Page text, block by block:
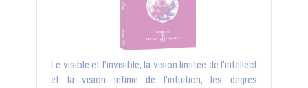
Le visible et l'invisible, la vision limitée de l'intellect
et la vision infinie de l'intuition, les degrés